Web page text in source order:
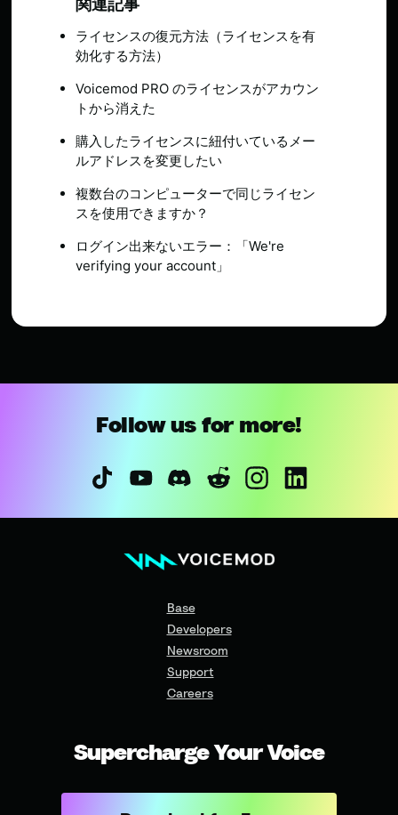
関連記事
ライセンスの復元方法（ライセンスを有
効化する方法）
Voicemod PRO のライセンスがアカウン
トから消えた
購入したライセンスに紐付いているメー
ルアドレスを変更したい
複数台のコンピューターで同じライセン
スを使用できますか？
ログイン出来ないエラー：「We're
verifying your account」
Follow us for more!
Base
Developers
Newsroom
Support
Careers
Supercharge Your Voice